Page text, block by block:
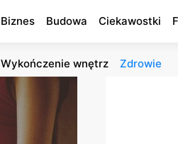
Biznes Budowa Ciekawostki
Wykończenie wnętrz Zdrowie